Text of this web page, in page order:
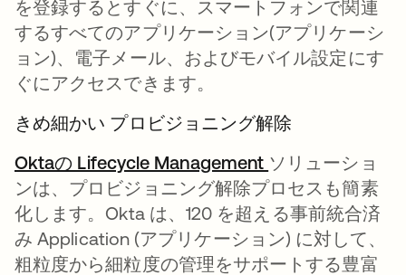
を登録するとすぐに、スマートフォンで関連
するすべてのアプリケーション(アプリケーシ
ョン)、電子メール、およびモバイル設定にす
ぐにアクセスできます。
きめ細かい プロビジョニング解除
Oktaの Lifecycle Management ソリューショ
ンは、プロビジョニング解除プロセスも簡素
化します。Okta は、120 を超える事前統合済
み Application (アプリケーション) に対して、
粗粒度から細粒度の管理をサポートする豊富